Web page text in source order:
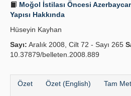
Moğol İstilası Öncesi
Yapısı Hakkında
Hüseyin Kayhan
Sayı: Aralık 2008, Cilt 72 - Sayı 265
10.37879/belleten.2008.889
Özet Özet (English) Tam